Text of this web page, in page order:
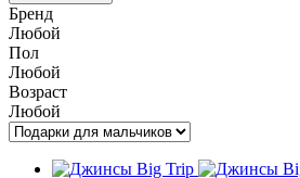
Бренд
Любой
Пол
Любой
Возраст
Любой